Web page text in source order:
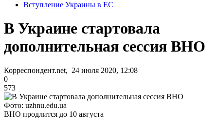
Вступление Украины в ЕС
В Украине стартовала
дополнительная сессия ВНО
Корреспондент.net, 24 июля 2020, 12:08
0
573
Фото: uzhnu.edu.ua
ВНО продлится до 10 августа